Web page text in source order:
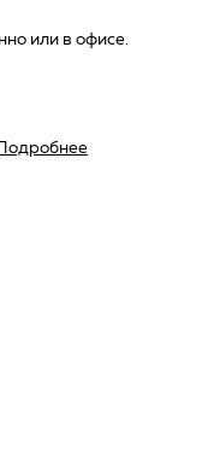
или в офисе.
Подробнее